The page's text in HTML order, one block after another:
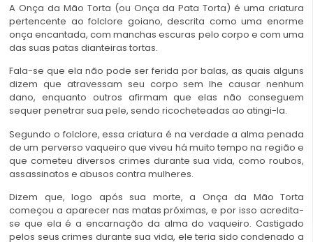
A Onça da Mão Torta (ou Onça da Pata Torta) é uma criatura
pertencente ao folclore goiano, descrita como uma enorme
onça encantada, com manchas escuras pelo corpo e com uma
das suas patas dianteiras tortas.
Fala-se que ela não pode ser ferida por balas, as quais alguns
dizem que atravessam seu corpo sem lhe causar nenhum
dano, enquanto outros afirmam que elas não conseguem
sequer penetrar sua pele, sendo ricocheteadas ao atingi-la.
Segundo o folclore, essa criatura é na verdade a alma penada
de um perverso vaqueiro que viveu há muito tempo na região e
que cometeu diversos crimes durante sua vida, como roubos,
assassinatos e abusos contra mulheres.
Dizem que, logo após sua morte, a Onça da Mão Torta
começou a aparecer nas matas próximas, e por isso acredita-
se que ela é a encarnação da alma do vaqueiro. Castigado
pelos seus crimes durante sua vida, ele teria sido condenado a